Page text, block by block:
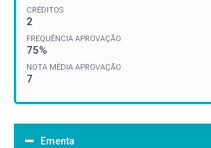
CRÉDITOS
2
FREQUÊNCIA APROVAÇÃO
75%
NOTA MÉDIA APROVAÇÃO
7
Ementa